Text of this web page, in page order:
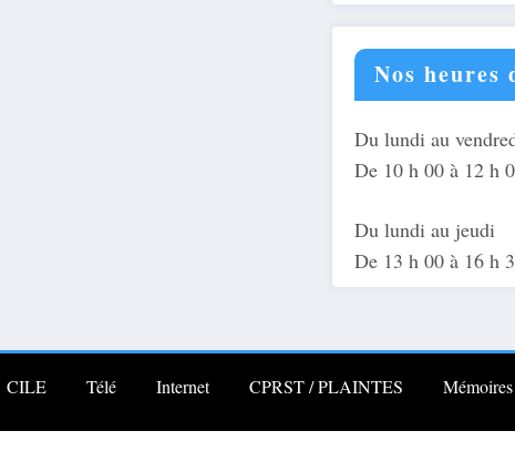
Nos heures
Du lundi au
De 10 h 00 à 12 h
Du lundi au jeudi
De 13 h 00 à 16 h
CILE Télé Internet CPRST / PLAINTES